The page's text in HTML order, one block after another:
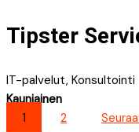
Tipster
IT-palvelut, Konsultointi
Kauniainen
1
2